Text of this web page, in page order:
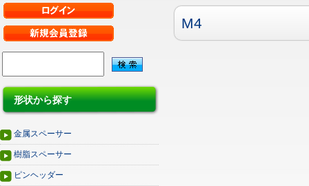
形状から探す
金属スペーサー
樹脂スペーサー
ピンヘッダー
M4